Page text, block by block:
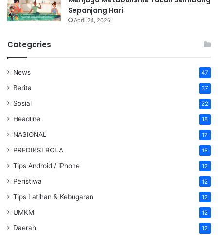
Sepanjang Hari
April 24, 2026
Categories
News 47
Berita 37
Sosial 22
Headline 18
NASIONAL 17
PREDIKSI BOLA 15
Tips Android / iPhone 12
Peristiwa 12
Tips Latihan & Kebugaran 12
UMKM 12
Daerah 12